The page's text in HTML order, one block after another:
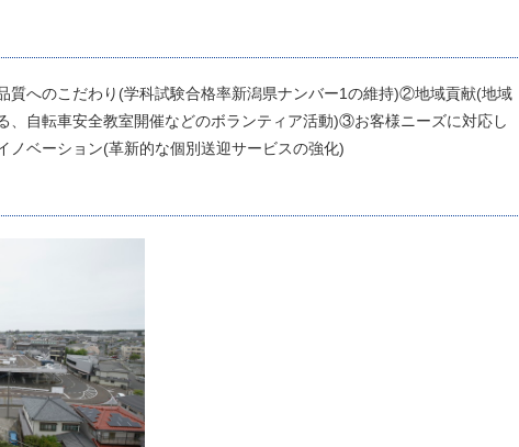
質へのこだわり(学科試験合格率新潟県ナンバー1の維持)②地域貢献(地域
、自転車安全教室開催などのボランティア活動)③お客様ニーズに対応し
ノベーション(革新的な個別送迎サービスの強化)